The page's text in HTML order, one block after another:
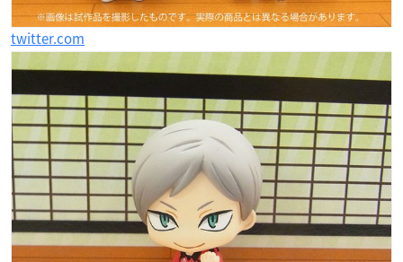
twitter.com